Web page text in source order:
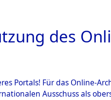
BESTANDSBESCHREIBUNG
des
Portals! Für das Online-
Ausschuss als